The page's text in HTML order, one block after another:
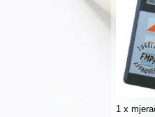
1 x